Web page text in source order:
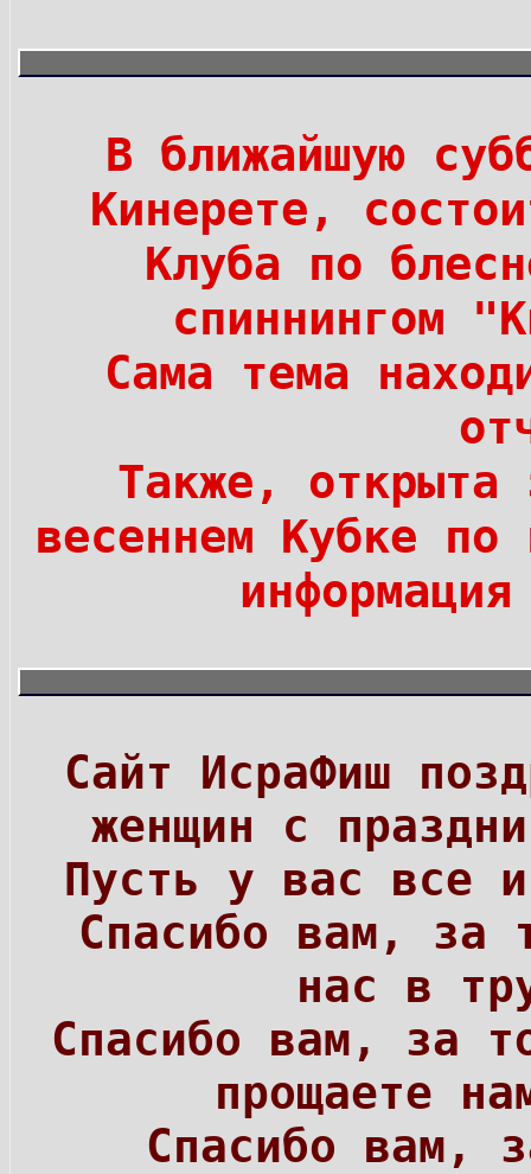
В ближайшую
Кинерете,
Клуба по
спиннингом
Сама тема
Также, открыта
весеннем Кубке по
Сайт ИсраФиш
женщин с
Пусть у вас все
Спасибо вам, за
нас в
Спасибо вам, за
прощаете
Спасибо вам,